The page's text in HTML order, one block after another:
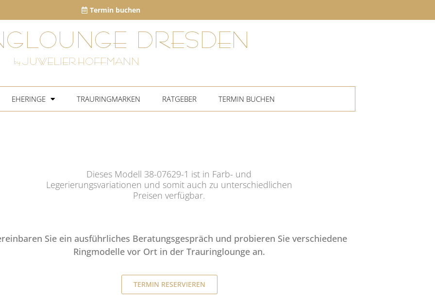
Termin buchen
DRESDEN
by JUWELIER HOFFMANN
EHERINGE TRAURINGMARKEN RATGEBER TERMIN BUCHEN
Dieses Modell 38-07629-1 ist in Farb- und
Legerierungsvariationen und somit auch zu unterschiedlichen
Preisen verfügbar.
Sie ein ausführliches Beratungsgespräch und probieren Sie verschiedene
Ringmodelle vor Ort in der Trauringlounge an.
TERMIN RESERVIEREN